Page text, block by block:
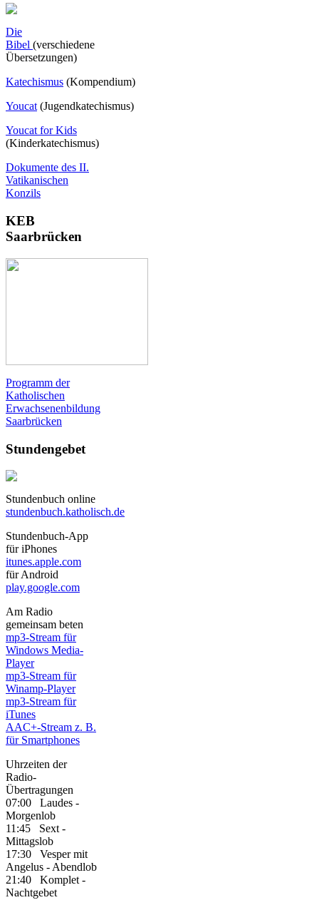
Die
Bibel (verschiedene
Übersetzungen)
Katechismus (Kompendium)
Youcat (Jugendkatechismus)
Youcat for Kids
(Kinderkatechismus)
Dokumente des II.
Vatikanischen
Konzils
KEB
Saarbrücken
Programm der
Katholischen
Erwachsenenbildung
Saarbrücken
Stundengebet
Stundenbuch online
stundenbuch.katholisch.de
Stundenbuch-App
für iPhones
itunes.apple.com
für Android
play.google.com
Am Radio
gemeinsam beten
mp3-Stream für
Windows Media-
Player
mp3-Stream für
Winamp-Player
mp3-Stream für
iTunes
AAC+-Stream z. B.
für Smartphones
Uhrzeiten der
Radio-
Übertragungen
07:00 Laudes -
Morgenlob
11:45 Sext -
Mittagslob
17:30 Vesper mit
Angelus - Abendlob
21:40 Komplet -
Nachtgebet